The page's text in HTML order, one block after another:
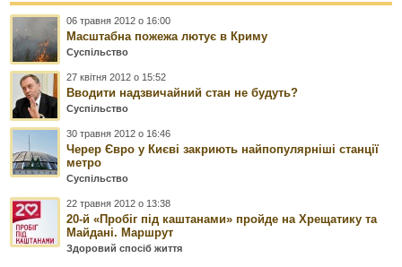
06 травня 2012 о 16:00
Масштабна пожежа лютує в Криму
Суспільство
27 квітня 2012 о 15:52
Вводити надзвичайний стан не будуть?
Суспільство
30 травня 2012 о 16:46
Черер Євро у Києві закриють найпопулярніші станції
метро
Суспільство
22 травня 2012 о 13:38
20-й «Пробіг під каштанами» пройде на Хрещатику та
Майдані. Маршрут
Здоровий спосіб життя